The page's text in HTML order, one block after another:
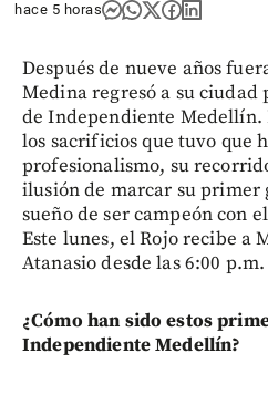
hace 5 horas
Después de nueve años
Medina regresó a su ciudad
de Independiente Medellín.
los sacrificios que tuvo que
profesionalismo, su
ilusión de marcar su primer
sueño de ser campeón con
Este lunes, el Rojo recibe a
Atanasio desde las 6:00 p.m.
¿Cómo han sido estos
Independiente Medellín?